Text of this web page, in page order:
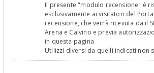
Il presente "modulo recensione" è
esclusivamente ai visitatori del
recensione, che verrà ricevuta da il
Arena e Calvino e previa
in questa pagina
Utilizzi diversi da quelli indicati non